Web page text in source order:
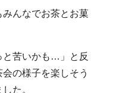
んなでお茶とお菓
と苦いかも…」と反
の様子を楽しそう
た。